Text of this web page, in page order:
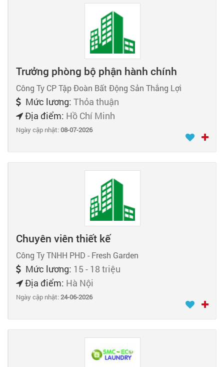
Trưởng phòng bộ phận hành chính
Công Ty CP Tập Đoàn Bất Động Sản Thắng Lợi
Mức lương: Thỏa thuận
Địa điểm: Hồ Chí Minh
Ngày cập nhật:08-07-2026
Chuyên viên thiết kế
Công Ty TNHH PHD - Fresh Garden
Mức lương: 15 - 18 triệu
Địa điểm: Hà Nội
Ngày cập nhật:24-06-2026